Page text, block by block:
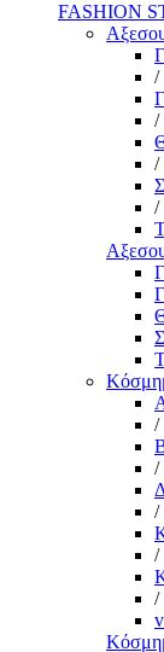
FASHION
/
/
/
/
/
/
/
/
/